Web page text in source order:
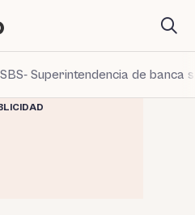
SBS- Superintendencia de banca